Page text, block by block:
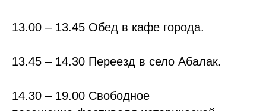
13.00 – 13.45 Обед в кафе города.
13.45 – 14.30 Переезд в село Абалак.
14.30 – 19.00 Свободное